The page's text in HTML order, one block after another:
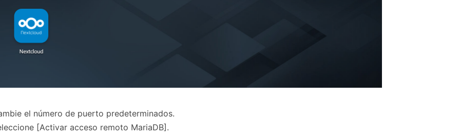
el número de puerto predeterminados.
[Activar acceso remoto MariaDB].